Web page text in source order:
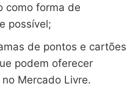
como forma de
possível;
de pontos e cartões
podem oferecer
Mercado Livre.